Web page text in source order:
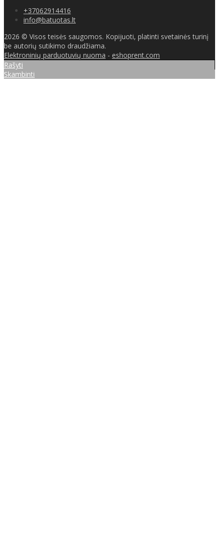
+37062914416
info@batuotas.lt
2026 © Visos teisės saugomos. Kopijuoti, platinti svetainės turinį
be autorių sutikimo draudžiama.
Elektroninių parduotuvių nuoma - eshoprent.com
Rašyti
Skambinti